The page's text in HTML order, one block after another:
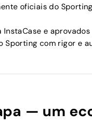
oficiais do
e
Sporting com rigor e
— um